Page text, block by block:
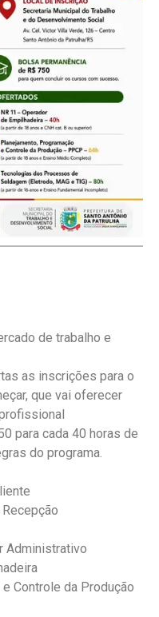
de trabalho e
as inscrições para o
que vai oferecer
para cada 40 horas de
do programa.
Administrativo
Controle da Produção